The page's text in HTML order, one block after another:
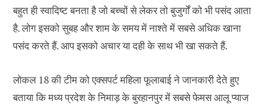
बहुत ही स्वादिष्ट बनता है जो बच्चों से लेकर तो बुजुर्गों को भी पसंद आता
है. लोग इसको सुबह और शाम के समय में नाश्ते में सबसे अधिक खाना
पसंद करते हैं. आप इसको अचार या दही के साथ भी खा सकते हैं.
लोकल 18 की टीम को एक्सपर्ट महिला फूलाबाई ने जानकारी देते हुए
बताया कि मध्य प्रदेश के निमाड़ के बुरहानपुर में सबसे फेमस आलू प्याज